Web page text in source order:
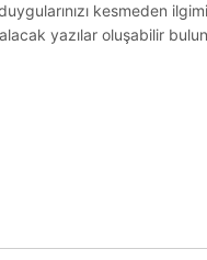
kesmeden
yazılar oluşabilir